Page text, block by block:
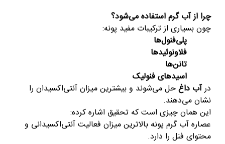
چرا از آب گرم استفاده می‌شود؟
چون بسیاری از ترکیبات مفید پونه:
پلی‌فنول‌ها
فلاونوئیدها
تانن‌ها
اسیدهای فنولیک
درآب داغحل می‌شوند و بیشترین میزان آنتی‌اکسیدان را
نشان می‌دهند.
این همان چیزی است که تحقیق اشاره کرده:
عصاره آب گرم پونه بالاترین میزان فعالیت آنتی‌اکسیدانی و
محتوای فنل را دارد.